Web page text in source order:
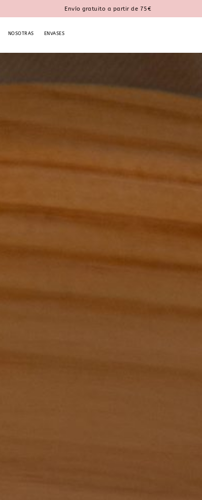
Envío gratuito a partir de 75€
NOSOTRAS ENVASES